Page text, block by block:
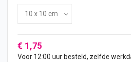
€ 1,75
Voor 12:00 uur besteld, zelfde